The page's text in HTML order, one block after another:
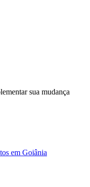
sua mudança
em Goiânia